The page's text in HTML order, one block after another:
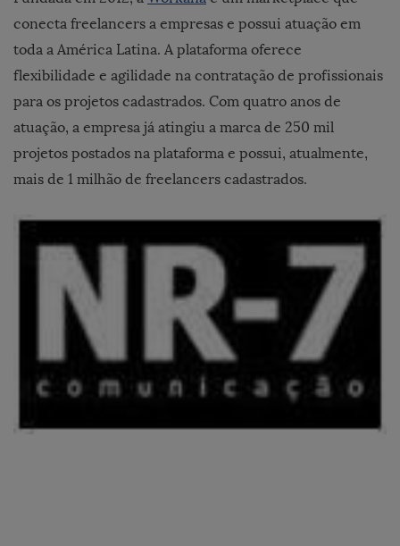
conecta freelancers a empresas e possui atuação em
toda a América Latina. A plataforma oferece
flexibilidade e agilidade na contratação de profissionais
para os projetos cadastrados. Com quatro anos de
atuação, a empresa já atingiu a marca de 250 mil
projetos postados na plataforma e possui, atualmente,
mais de 1 milhão de freelancers cadastrados.